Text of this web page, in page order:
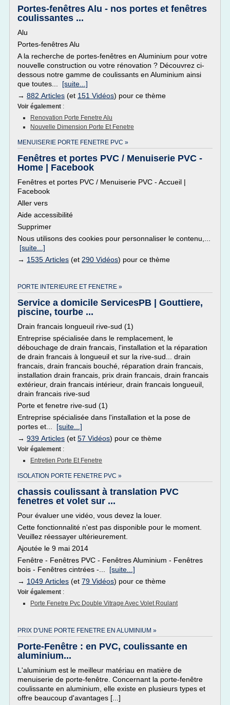
Portes-fenêtres Alu - nos portes et fenêtres
coulissantes ...
Alu
Portes-fenêtres Alu
A la recherche de portes-fenêtres en Aluminium pour votre
nouvelle construction ou votre rénovation ? Découvrez ci-
dessous notre gamme de coulissants en Aluminium ainsi
que toutes... [suite...]
→ 882 Articles (et 151 Vidéos) pour ce thème
Voir également :
Renovation Porte Fenetre Alu
Nouvelle Dimension Porte Et Fenetre
MENUISERIE PORTE FENETRE PVC »
Fenêtres et portes PVC / Menuiserie PVC -
Home | Facebook
Fenêtres et portes PVC / Menuiserie PVC - Accueil |
Facebook
Aller vers
Aide accessibilité
Supprimer
Nous utilisons des cookies pour personnaliser le contenu,...
[suite...]
→ 1535 Articles (et 290 Vidéos) pour ce thème
PORTE INTERIEURE ET FENETRE »
Service a domicile ServicesPB | Gouttiere,
piscine, tourbe ...
Drain francais longueuil rive-sud (1)
Entreprise spécialisée dans le remplacement, le
débouchage de drain francais, l'installation et la réparation
de drain francais à longueuil et sur la rive-sud... drain
francais, drain francais bouché, réparation drain francais,
installation drain francais, prix drain francais, drain francais
extérieur, drain francais intérieur, drain francais longueuil,
drain francais rive-sud
Porte et fenetre rive-sud (1)
Entreprise spécialisée dans l'installation et la pose de
portes et... [suite...]
→ 939 Articles (et 57 Vidéos) pour ce thème
Voir également :
Entretien Porte Et Fenetre
ISOLATION PORTE FENETRE PVC »
chassis coulissant à translation PVC
fenetres et volet sur ...
Pour évaluer une vidéo, vous devez la louer.
Cette fonctionnalité n'est pas disponible pour le moment.
Veuillez réessayer ultérieurement.
Ajoutée le 9 mai 2014
Fenêtre - Fenêtres PVC - Fenêtres Aluminium - Fenêtres
bois - Fenêtres cintrées -... [suite...]
→ 1049 Articles (et 79 Vidéos) pour ce thème
Voir également :
Porte Fenetre Pvc Double Vitrage Avec Volet Roulant
PRIX D'UNE PORTE FENETRE EN ALUMINIUM »
Porte-Fenêtre : en PVC, coulissante en
aluminium...
L'aluminium est le meilleur matériau en matière de
menuiserie de porte-fenêtre. Concernant la porte-fenêtre
coulissante en aluminium, elle existe en plusieurs types et
offre beaucoup d'avantages [...]